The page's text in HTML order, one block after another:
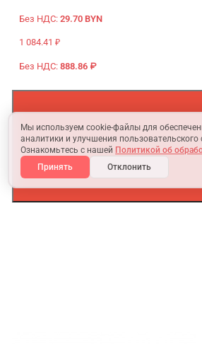
Мы используем cookie-файлы для
аналитики и улучшения пользовательского
Ознакомьтесь с нашей Политикой об
Принять
Отклонить
Без НДС: 29.70 BYN
1 084.41 ₽
Без НДС: 888.86 ₽